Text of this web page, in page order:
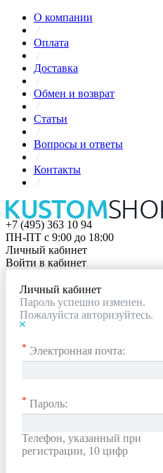
О компании
/
Оплата
/
Доставка
/
Обмен и возврат
/
Статьи
/
Вопросы и ответы
/
Контакты
/
+7 (495) 363 10 94
ПН-ПТ с 9:00 до 18:00
Личный кабинет
Войти в кабинет
Личный кабинет
Пароль успешно изменен.
Пожалуйста авторизуйтесь.
* Электронная почта:
* Пароль:
Телефон, указанный при
регистрации, 10 цифр